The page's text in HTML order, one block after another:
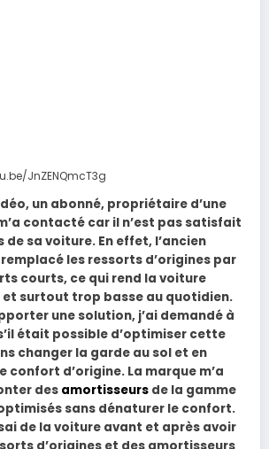
JnZENQmcT3g
un abonné, propriétaire d’une
m’a contacté car il n’est pas satisfait
de sa voiture. En effet, l’ancien
les ressorts d’origines par
courts, ce qui rend la voiture
surtout trop basse au quotidien.
une solution, j’ai demandé à
était possible d’optimiser cette
changer la garde au sol et en
confort d’origine. La marque m’a
des amortisseurs de la gamme
sans dénaturer le confort.
de la voiture avant et après avoir